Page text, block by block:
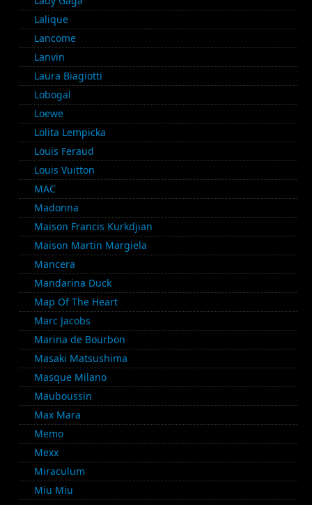
Lalique
Lancome
Lanvin
Laura Biagiotti
Lobogal
Loewe
Lolita Lempicka
Louis Feraud
Louis Vuitton
MAC
Madonna
Maison Francis Kurkdjian
Maison Martin Margiela
Mancera
Mandarina Duck
Map Of The Heart
Marc Jacobs
Marina de Bourbon
Masaki Matsushima
Masque Milano
Mauboussin
Max Mara
Memo
Mexx
Miraculum
Miu Miu